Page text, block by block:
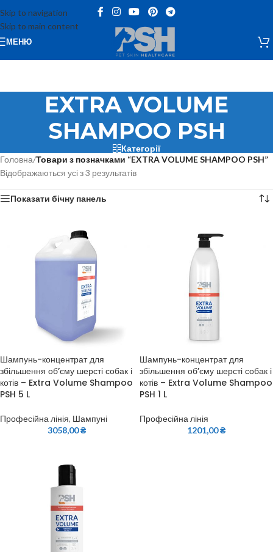
Skip to navigation
Skip to main content
МЕНЮ
EXTRA VOLUME
SHAMPOO PSH
Категорії
Головна/Товари з позначками “EXTRA VOLUME SHAMPOO PSH”
Відображаються усі з 3 результатів
Показати бічну панель
Шампунь-концентрат для
збільшення об’єму шерсті собак і
котів – Extra Volume Shampoo
PSH 5 L
Професійна лінія, Шампуні
3058,00₴
Шампунь-концентрат для
збільшення об’єму шерсті собак і
котів – Extra Volume Shampoo
PSH 1 L
Професійна лінія
1201,00₴